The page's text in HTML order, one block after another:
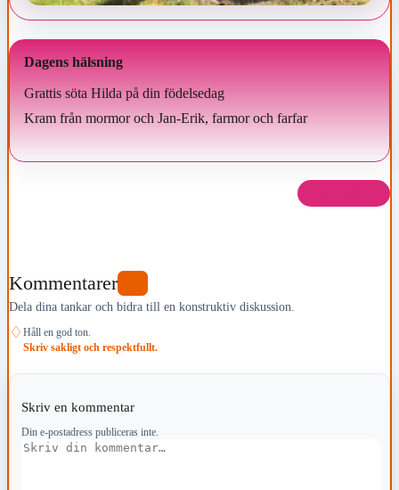
Dagens hälsning
Grattis söta Hilda på din födelsedag
Kram från mormor och Jan-Erik, farmor och farfar
Kommentarer
Dela dina tankar och bidra till en konstruktiv diskussion.
♢ Håll en god ton.
Skriv sakligt och respektfullt.
Skriv en kommentar
Din e-postadress publiceras inte.
Kommentar